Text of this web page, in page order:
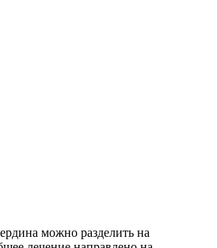
можно разделить на